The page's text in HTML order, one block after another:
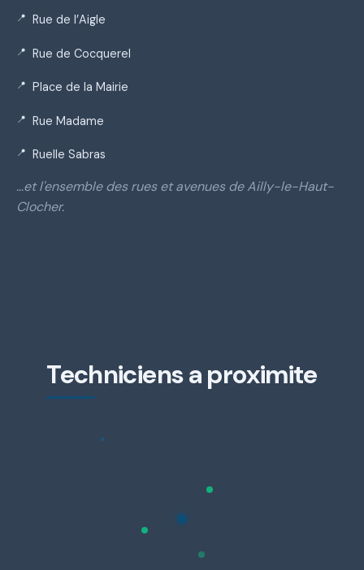
Rue de l’Aigle
Rue de Cocquerel
Place de la Mairie
Rue Madame
Ruelle Sabras
…et l'ensemble des rues et avenues de Ailly-le-Haut-
Clocher.
Techniciens a proximite